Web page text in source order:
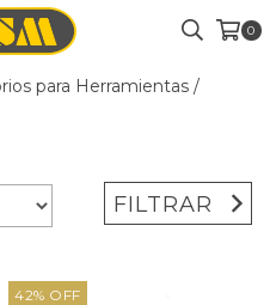
0
para Herramientas /
FILTRAR
42% OFF